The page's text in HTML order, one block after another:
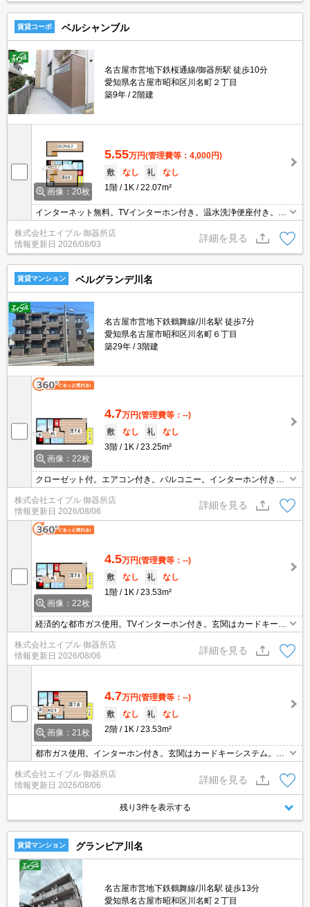
賃貸コーポ ベルシャンブル
名古屋市営地下鉄桜通線/御器所駅 徒歩10分
愛知県名古屋市昭和区川名町２丁目
築9年
2階建
画像：20枚
5.55万円(管理費等：4,000円)
敷
なし 礼
なし
1階
1K 22.07m²
インターネット無料。TVインターホン付き。温水洗浄便座付き。シ
ャワー付独立洗面台。システムキッチン。2口ガスコンロ付。室内
物干しあり。照明器具付き。シャッター式雨戸付き。ファミリーマ
ートへ300m。
株式会社エイブル 御器所店
情報更新日 2026/08/03
詳細を見る
賃貸マンション ベルグランデ川名
名古屋市営地下鉄鶴舞線/川名駅 徒歩7分
愛知県名古屋市昭和区川名町６丁目
築29年
3階建
画像：22枚
4.7万円(管理費等：--)
敷
なし 礼
なし
3階
1K 23.25m²
クローゼット付。エアコン付き。バルコニー。インターホン付き。
スーパーへ190m。郵便局へ210m。ファミリーマートへ450m。マ
ックスバリュへ500m。ファミリーレストランへ650m。
株式会社エイブル 御器所店
情報更新日 2026/08/06
詳細を見る
画像：22枚
4.5万円(管理費等：--)
敷
なし 礼
なし
1階
1K 23.53m²
経済的な都市ガス使用。TVインターホン付き。玄関はカードキーシ
0m。スーパーマックスバリューへ500m。ドラッグストアへ820
m。
株式会社エイブル 御器所店
情報更新日 2026/08/06
詳細を見る
画像：21枚
4.7万円(管理費等：--)
敷
なし 礼
なし
2階
1K 23.53m²
都市ガス使用。インターホン付き。玄関はカードキーシステム。ク
m。ファミリーレストランへ650m。ドラッグストアへ820m。
株式会社エイブル 御器所店
情報更新日 2026/08/06
詳細を見る
残り3件を表示する
賃貸マンション グランビア川名
名古屋市営地下鉄鶴舞線/川名駅 徒歩13分
愛知県名古屋市昭和区川名町２丁目